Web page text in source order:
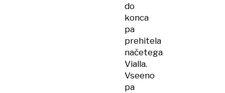
do
konca
pa
prehitela
načetega
Vialla.
Vseeno
pa